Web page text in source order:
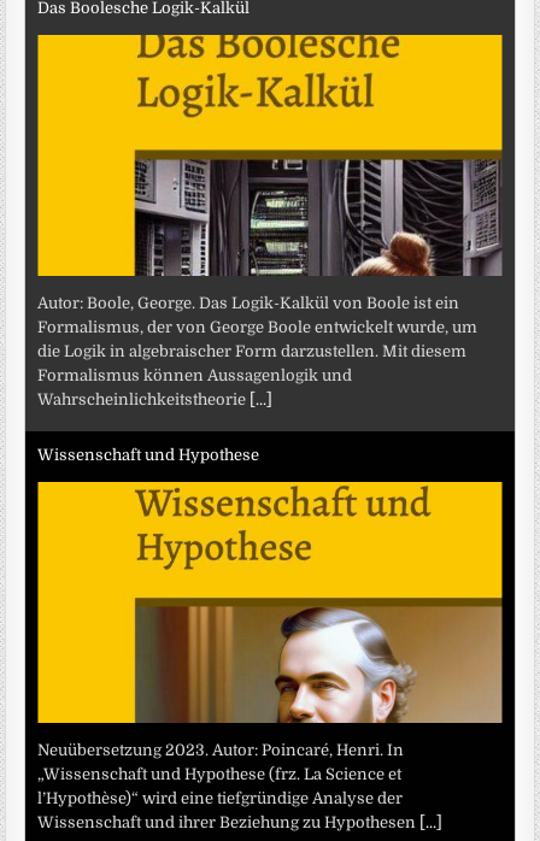
Das Boolesche Logik-Kalkül
Autor: Boole, George. Das Logik-Kalkül von Boole ist ein
Formalismus, der von George Boole entwickelt wurde, um
die Logik in algebraischer Form darzustellen. Mit diesem
Formalismus können Aussagenlogik und
Wahrscheinlichkeitstheorie [...]
Wissenschaft und Hypothese
Neuübersetzung 2023. Autor: Poincaré, Henri. In
„Wissenschaft und Hypothese (frz. La Science et
l’Hypothèse)“ wird eine tiefgründige Analyse der
Wissenschaft und ihrer Beziehung zu Hypothesen
[...]